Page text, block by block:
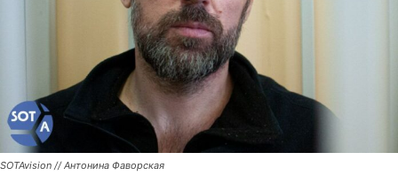
SOTAvision // Антонина Фаворская